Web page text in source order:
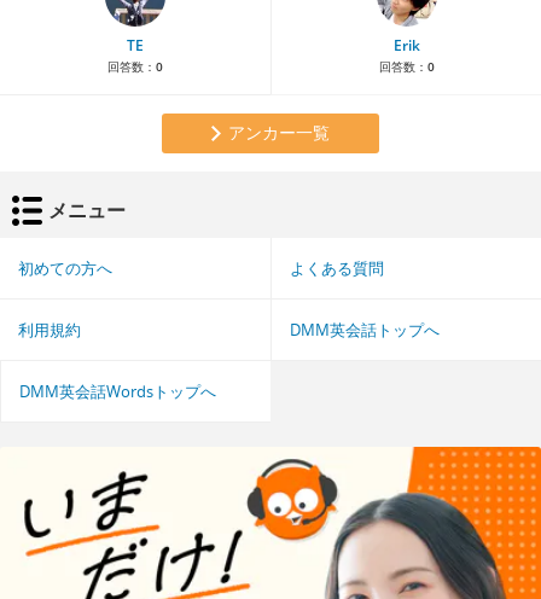
TE
回答数： 0
Erik
回答数： 0
アンカー一覧
メニュー
初めての方へ よくある質問
利用規約 DMM英会話トップへ
DMM英会話Wordsトップへ